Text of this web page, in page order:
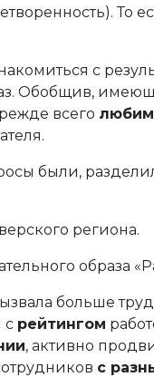
То
с
Обобщив,
всего
были,
региона.
образа
больше
с рейтингом
, активно
с